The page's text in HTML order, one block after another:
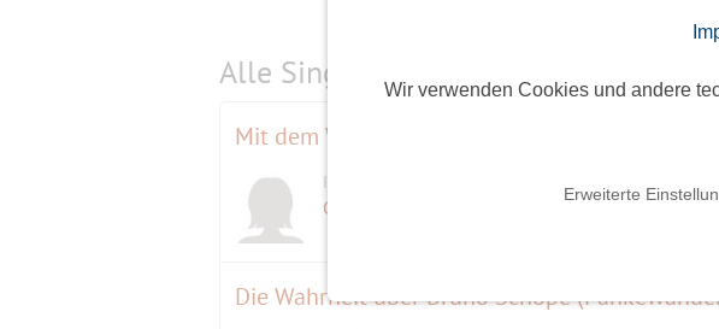
Wir verwenden Cookies und andere
Erweiterte
Alle Single-Events amselben Tag
Mit dem Wassertaxi zur Pfaueninsel
Initiatorin
Gisela
Die Wahrheit über Bruno Schöpe